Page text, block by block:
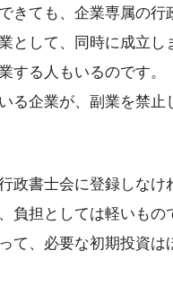
きても、企業専属の行
として、同時に成立し
する人もいるのです。
る企業が、副業を禁
政書士会に登録しなけ
負担としては軽いもの
て、必要な初期投資